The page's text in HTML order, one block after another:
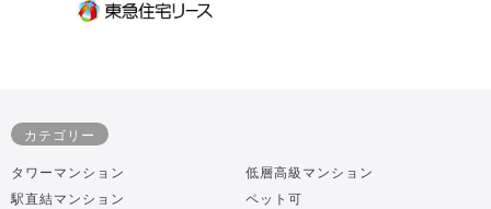
カテゴリー
タワーマンション
低層高級マンション
駅直結マンション
ペット可